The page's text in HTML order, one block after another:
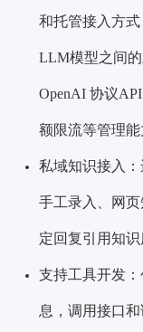
和托管接入方
LLM模型之间
OpenAI 协议
额限流等管理能
私域知识接入：
手工录入、网
定回复引用知识
支持工具开发
息 ，调用接口